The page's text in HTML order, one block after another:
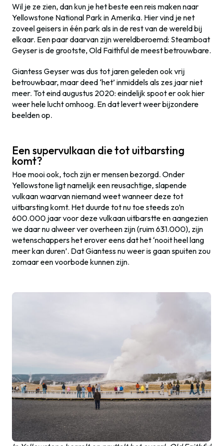
Wil je ze zien, dan kun je het beste een reis maken naar
Yellowstone National Park in Amerika. Hier vind je net
zoveel geisers in één park als in de rest van de wereld bij
elkaar. Een paar daarvan zijn wereldberoemd: Steamboat
Geyser is de grootste, Old Faithful de meest betrouwbare.
Giantess Geyser was dus tot jaren geleden ook vrij
betrouwbaar, maar deed ‘het’ inmiddels als zes jaar niet
meer. Tot eind augustus 2020: eindelijk spoot er ook hier
weer hele lucht omhoog. En dat levert weer bijzondere
beelden op.
Een supervulkaan die tot uitbarsting
komt?
Hoe mooi ook, toch zijn er mensen bezorgd. Onder
Yellowstone ligt namelijk een reusachtige, slapende
vulkaan waarvan niemand weet wanneer deze tot
uitbarsting komt. Het duurde tot nu toe steeds zo’n
600.000 jaar voor deze vulkaan uitbarstte en aangezien
we daar nu alweer ver overheen zijn (ruim 631.000), zijn
wetenschappers het erover eens dat het ‘nooit heel lang
meer kan duren’. Dat Giantess nu weer is gaan spuiten zou
zomaar een voorbode kunnen zijn.